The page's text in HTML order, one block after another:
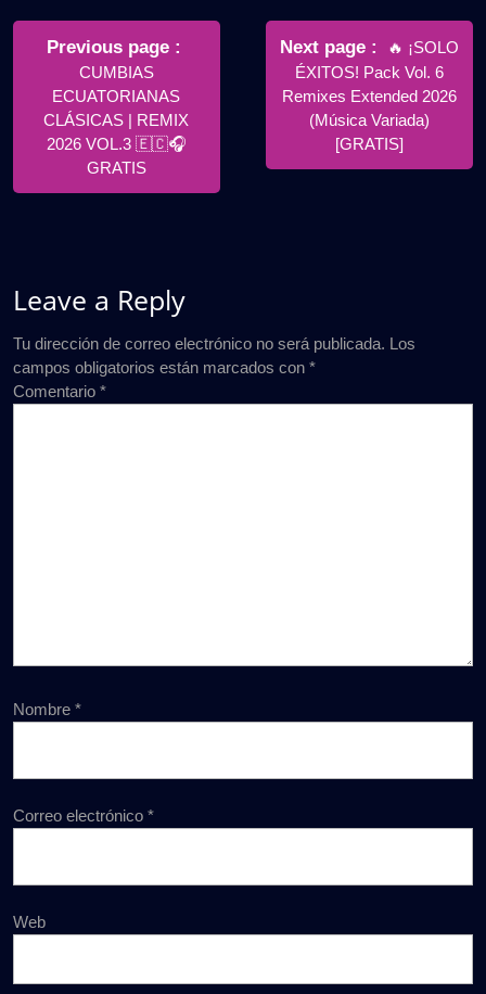
Navegación
entradas
Previous page
CUMBIAS
ECUATORIANAS
CLÁSICAS | REMIX
2026 VOL.3 🇪🇨🎧
GRATIS
Next page
Newer
Posts
🔥 ¡SOLO
ÉXITOS! Pack Vol. 6
Remixes Extended 2026
(Música Variada)
[GRATIS]
Leave a Reply
Tu dirección de correo electrónico no será publicada. Los
campos obligatorios están marcados con *
Comentario *
Nombre *
Correo electrónico *
Web